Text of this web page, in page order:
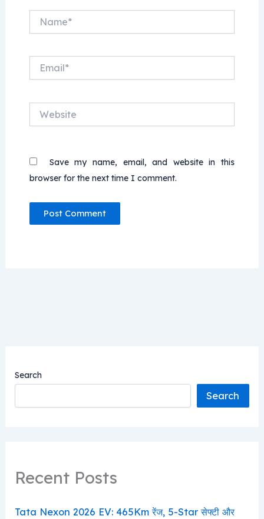
Save my name, email, and website in this
browser for the next time I comment.
Search
Search
Recent Posts
Tata Nexon 2026 EV: 465Km रेंज, 5-Star सेफ्टी और